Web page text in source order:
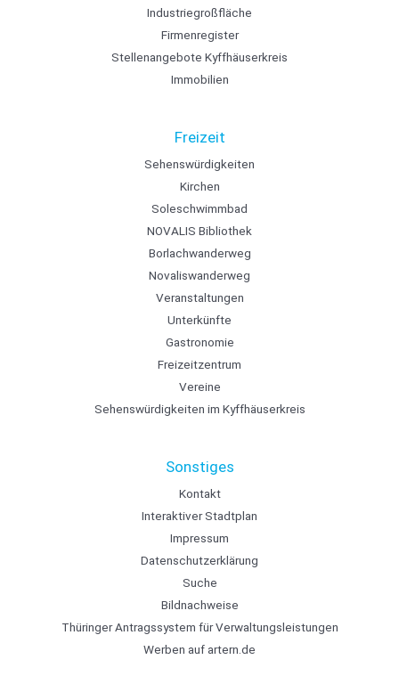
Industriegroßfläche
Firmenregister
Stellenangebote Kyffhäuserkreis
Immobilien
Freizeit
Sehenswürdigkeiten
Kirchen
Soleschwimmbad
NOVALIS Bibliothek
Borlachwanderweg
Novaliswanderweg
Veranstaltungen
Unterkünfte
Gastronomie
Freizeitzentrum
Vereine
Sehenswürdigkeiten im Kyffhäuserkreis
Sonstiges
Kontakt
Interaktiver Stadtplan
Impressum
Datenschutzerklärung
Suche
Bildnachweise
Thüringer Antragssystem für Verwaltungsleistungen
Werben auf artern.de